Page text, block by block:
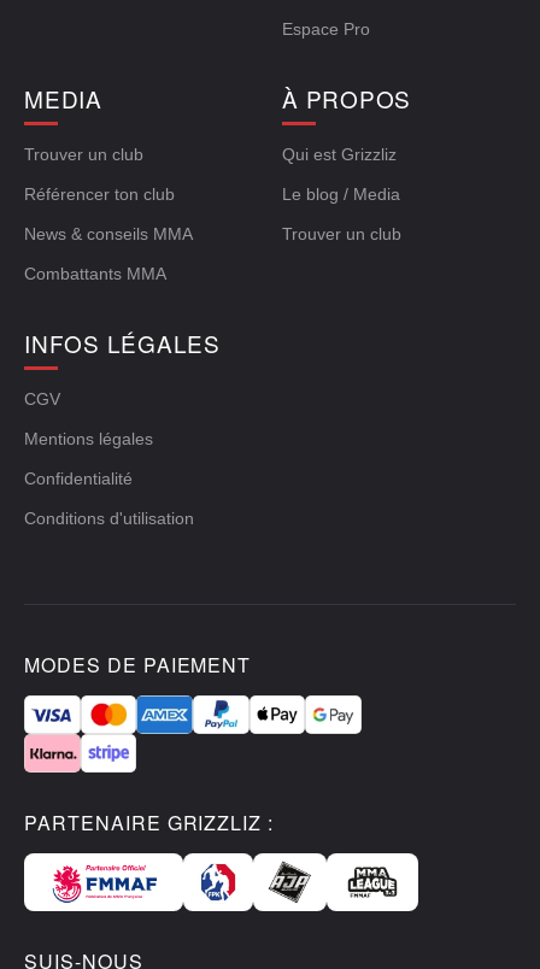
Espace Pro
MEDIA
Trouver un club
Référencer ton club
News & conseils MMA
Combattants MMA
À PROPOS
Qui est Grizzliz
Le blog / Media
Trouver un club
INFOS LÉGALES
CGV
Mentions légales
Confidentialité
Conditions d'utilisation
MODES DE PAIEMENT
PARTENAIRE GRIZZLIZ :
SUIS-NOUS